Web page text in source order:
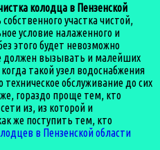
колодца в Пензенской
участка чистой,
условие налаженного и
этого будет невозможно
должен вызывать и малейших
такой узел водоснабжения
обслуживание до сих
гораздо проще тем, кто
из, из которой и
же поступить тем, кто